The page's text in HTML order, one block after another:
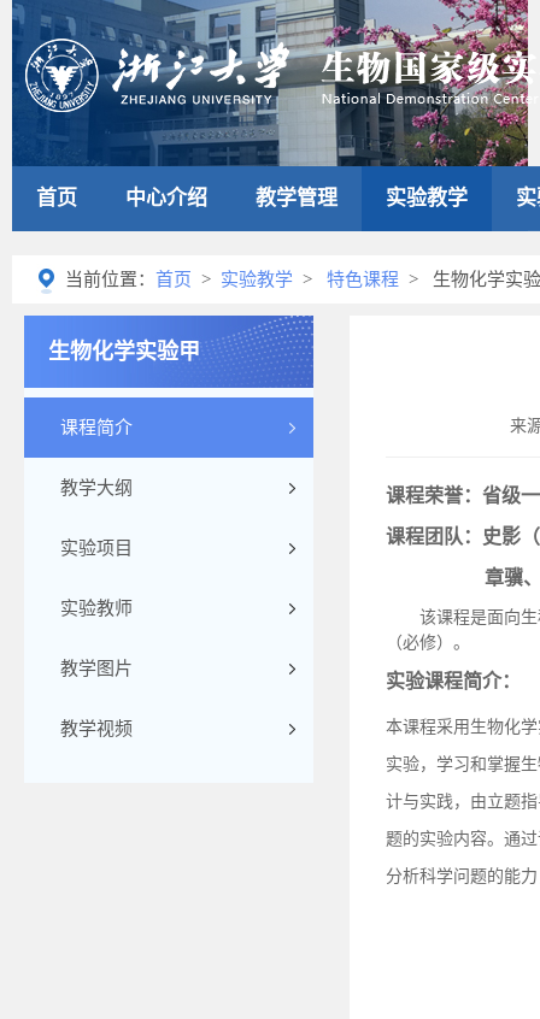
首页 中心介绍 教学管理 实验教学
当前位置： 首页 > 实验教学 > 特色课程 > 生物化学实
生物化学实验甲
课程简介
教学大纲
实验项目
实验教师
教学图片
教学视频
来
课程荣誉：省级
课程团队：史影
章骥
该课程是面向
（必修）。
实验课程简介：
本课程采用生物化
实验，学习和掌握
计与实践，由立题
题的实验内容。 通
分析科学问题的能